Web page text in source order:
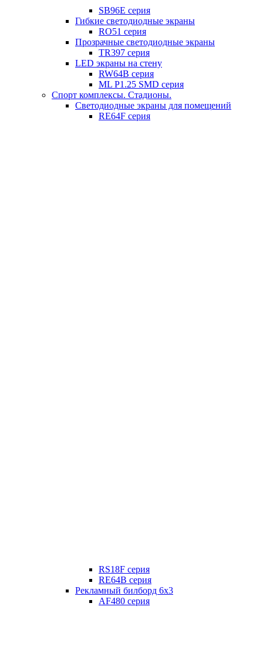
SB96E серия
Гибкие светодиодные экраны
RO51 серия
Прозрачные светодиодные экраны
TR397 серия
LED экраны на стену
RW64B серия
ML P1.25 SMD серия
Спорт комплексы. Стадионы.
Светодиодные экраны для помещений
RE64F серия
RS18F серия
RE64B серия
Рекламный билборд 6х3
AF480 серия